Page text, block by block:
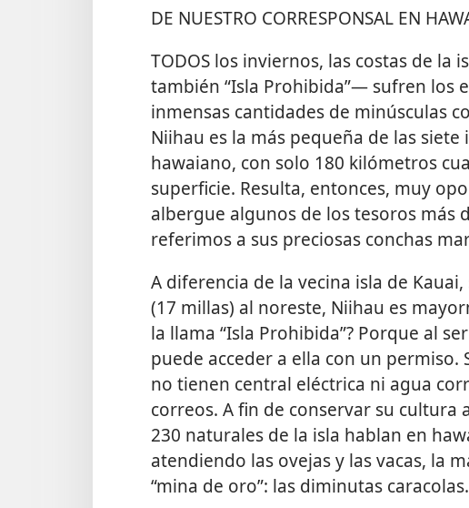
DE NUESTRO CORRESPONSAL EN
TODOS los inviernos, las costas de
también “Isla Prohibida”— sufren los
inmensas cantidades de minúsculas
Niihau es la más pequeña de las
hawaiano, con solo 180 kilómetros
superficie. Resulta, entonces, muy
albergue algunos de los tesoros más
referimos a sus preciosas conchas
A diferencia de la vecina isla de
(17 millas) al noreste, Niihau es
la llama “Isla Prohibida”? Porque al
puede acceder a ella con un permiso.
no tienen central eléctrica ni agua
correos. A fin de conservar su
230 naturales de la isla hablan en
atendiendo las ovejas y las vacas, la
“mina de oro”: las diminutas caracolas.